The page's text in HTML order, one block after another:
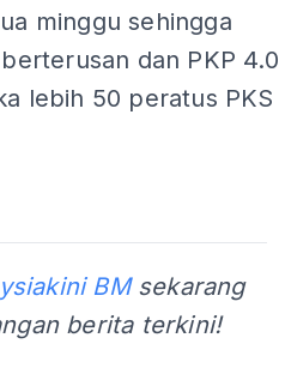
minggu sehingga
dan PKP 4.0
lebih 50 peratus PKS
BMsekarang
berita terkini!